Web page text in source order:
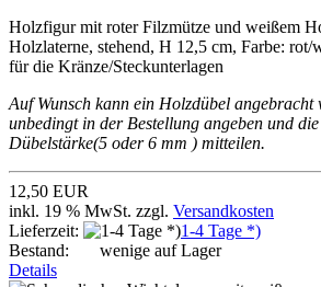
Holzfigur mit roter Filzmütze und weißem
Holzlaterne, stehend, H 12,5 cm, Farbe: rot/
für die Kränze/Steckunterlagen
Auf Wunsch kann ein Holzdübel angebracht
unbedingt in der Bestellung angeben und
Dübelstärke(5 oder 6 mm ) mitteilen.
12,50 EUR
inkl. 19 % MwSt. zzgl. Versandkosten
Lieferzeit:
1-4 Tage *)
Bestand:
wenige auf Lager
Details